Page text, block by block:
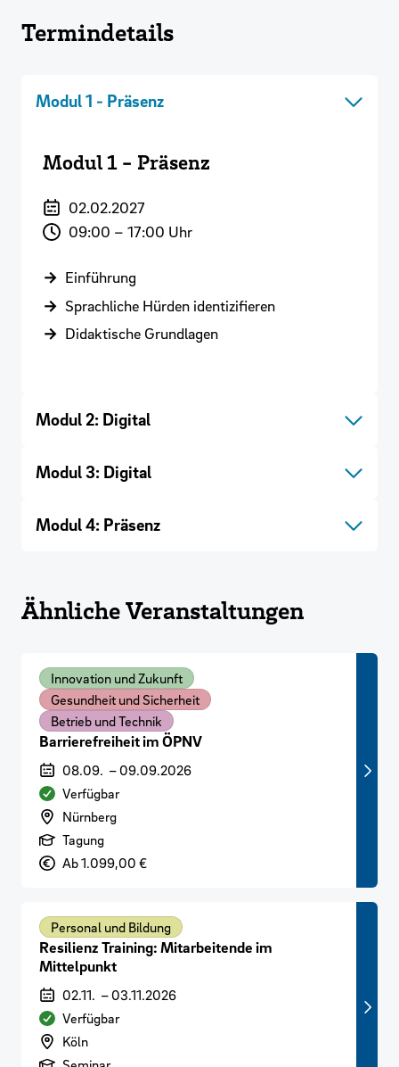
Termindetails
Modul 1 - Präsenz
Modul 1 - Präsenz
02.02.2027
09:00 – 17:00 Uhr
Einführung
Sprachliche Hürden identizifieren
Didaktische Grundlagen
Modul 2: Digital
Modul 3: Digital
Modul 4: Präsenz
Ähnliche Veranstaltungen
Innovation und Zukunft
Gesundheit und Sicherheit
Betrieb und Technik
Barrierefreiheit im ÖPNV
Veranstaltungszeitraum
08.09. –09.09.2026
Verfügbarkeit
Verfügbar
Veranstaltungsort
Nürnberg
Art der Veranstaltung
Tagung
PreisAb 1.099,00 €
Personal und Bildung
Resilienz Training: Mitarbeitende im
Mittelpunkt
Veranstaltungszeitraum
02.11. –03.11.2026
Verfügbarkeit
Verfügbar
Veranstaltungsort
Köln